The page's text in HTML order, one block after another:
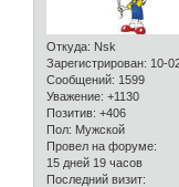
Откуда: Nsk
Зарегистрирован: 10-
Сообщений: 1599
Уважение: +1130
Позитив: +406
Пол: Мужской
Провел на форуме:
15 дней 19 часов
Последний визит: